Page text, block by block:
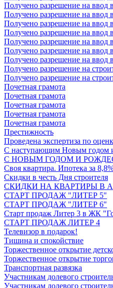
Получено разрешение на ввод
Получено разрешение на ввод
Получено разрешение на ввод
Получено разрешение на ввод
Получено разрешение на ввод
Получено разрешение на ввод
Получено разрешение на ввод
Получено разрешение на
Получено разрешение на
Почетная грамота
Почетная грамота
Почетная грамота
Почетная грамота
Почетная грамота
Престижность
Проведена экспертиза по
С наступающим Новым годом
С НОВЫМ ГОДОМ И
Своя квартира. Ипотека за
Скидки в честь Дня строителя
СКИДКИ НА КВАРТИРЫ В
СТАРТ ПРОДАЖ "ЛИТЕР 5"
СТАРТ ПРОДАЖ "ЛИТЕР 6"
Старт продаж Литер 3 в ЖК
СТАРТ ПРОДАЖ ЛИТЕР 4
Телевизор в подарок!
Тишина и спокойствие
Торжественное открытие
Торжественное открытие
Транспортная развязка
Участникам долевого
Участникам долевого